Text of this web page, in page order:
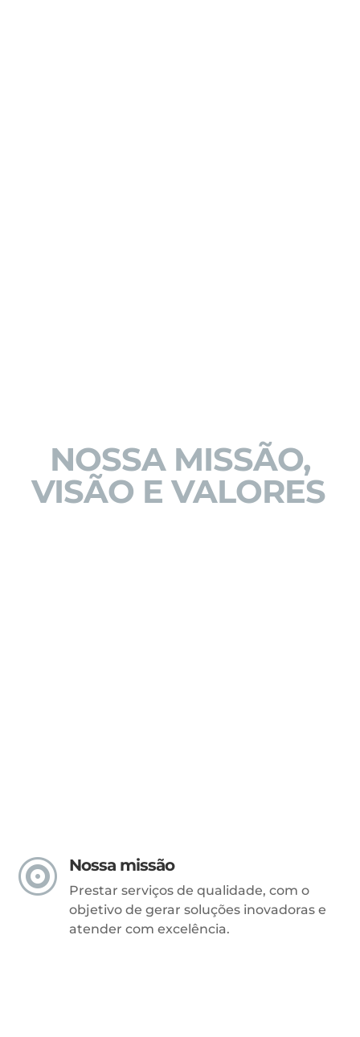
NOSSA MISSÃO,
VISÃO E VALORES
 Nossa missão
Prestar serviços de qualidade, com o
objetivo de gerar soluções inovadoras e
atender com excelência.